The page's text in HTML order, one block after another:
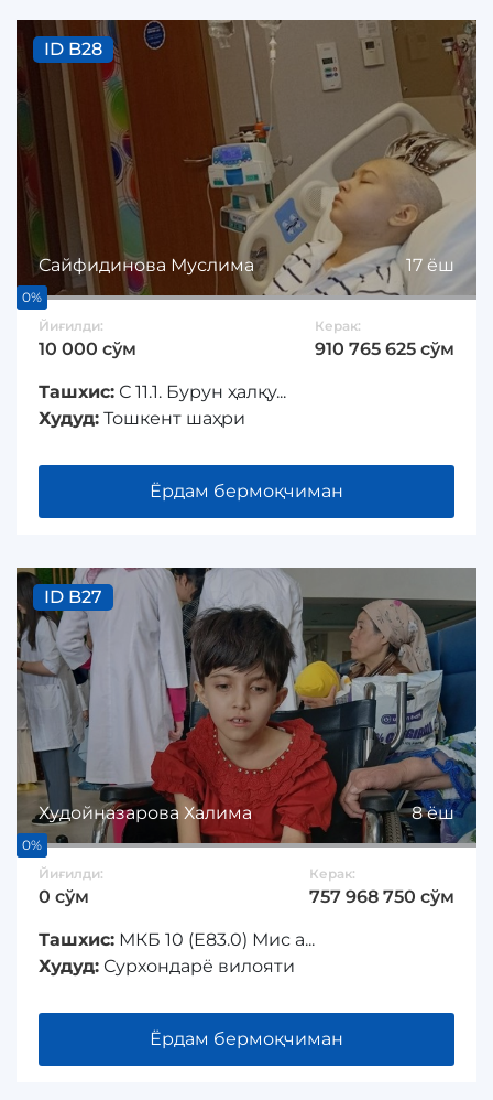
Сайфидинова Муслима 17 ёш
ID B28
0%
Йиғилди:
10 000 сўм
Керак:
910 765 625 сўм
Ташхис: С 11.1. Бурун ҳалқу...
Худуд: Тошкент шаҳри
Ёрдам бермоқчиман
Худойназарова Халима 8 ёш
ID B27
0%
Йиғилди:
0 сўм
Керак:
757 968 750 сўм
Ташхис: МКБ 10 (Е83.0) Мис а...
Худуд: Сурхондарё вилояти
Ёрдам бермоқчиман